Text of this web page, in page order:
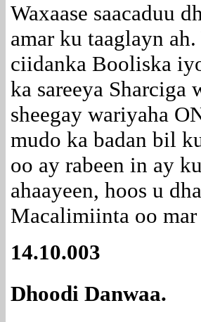
Waxaase saacaduu
amar ku taaglayn
ciidanka Booliska
ka sareeya Sharciga
sheegay wariyaha
mudo ka badan bil
oo ay rabeen in ay
ahaayeen, hoos u
Macalimiinta oo
14.10.003
Dhoodi Danwaa.